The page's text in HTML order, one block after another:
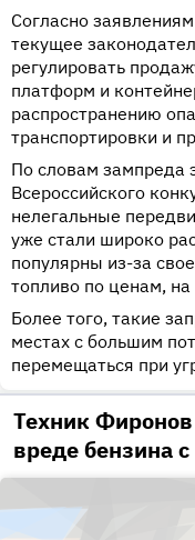
Согласно
текущее
регулировать
платформ и
распространению
транспортировки и
По словам зампреда
Всероссийского
нелегальные
уже стали широко
популярны из-за
топливо по ценам,
Более того, такие
местах с большим
перемещаться при
Техник
вреде бензина